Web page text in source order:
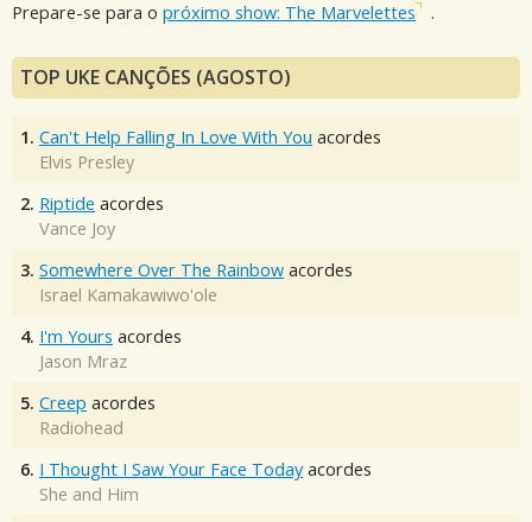
Prepare-se para o próximo show: The Marvelettes .
TOP UKE CANÇÕES (AGOSTO)
1. Can't Help Falling In Love With You acordes
Elvis Presley
2. Riptide acordes
Vance Joy
3. Somewhere Over The Rainbow acordes
Israel Kamakawiwo'ole
4. I'm Yours acordes
Jason Mraz
5. Creep acordes
Radiohead
6. I Thought I Saw Your Face Today acordes
She and Him